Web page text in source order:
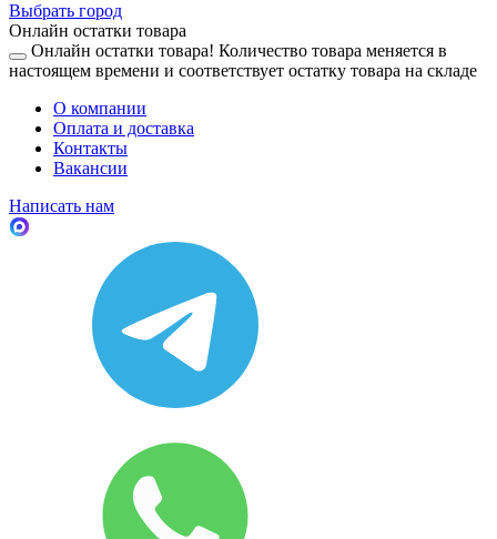
Выбрать город
Онлайн остатки товара
Онлайн остатки товара! Количество товара меняется в
настоящем времени и соответствует остатку товара на складе
О компании
Оплата и доставка
Контакты
Вакансии
Написать нам